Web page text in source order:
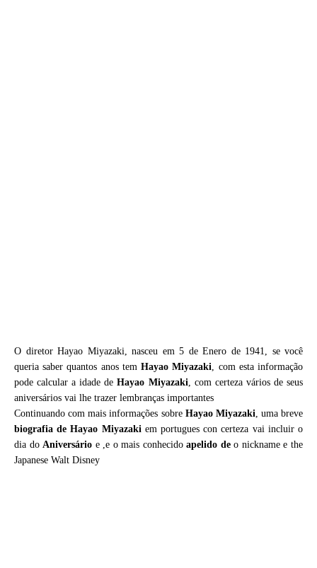
O diretor Hayao Miyazaki, nasceu em 5 de Enero de 1941, se você
queria saber quantos anos temHayao Miyazaki, com esta informação
pode calcular a idade deHayao Miyazaki, com certeza vários de seus
aniversários vai lhe trazer lembranças importantes
Continuando com mais informações sobre Hayao Miyazaki, uma breve
biografia deHayao Miyazakiem portugues con certeza vai incluir o
dia doAniversário e ,e o mais conhecidoapelido deo nickname e the
Japanese Walt Disney